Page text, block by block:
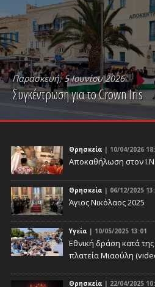
Παρασκευή, 5 Ιουνίου 2026
Συγκέντρωση για το Crown Iris
PLAY VIDEO
Θρησκεία | 10/04/2026
Αποκαθήλωση στον
Θρησκεία | 06/12/2025
Άγιος Νικόλαος 2025
Υγεία | 10/05/2025 13:01
Eθνική δράση κατά
πλατεία Μιαούλη
Θρησκεία | 22/04/2025